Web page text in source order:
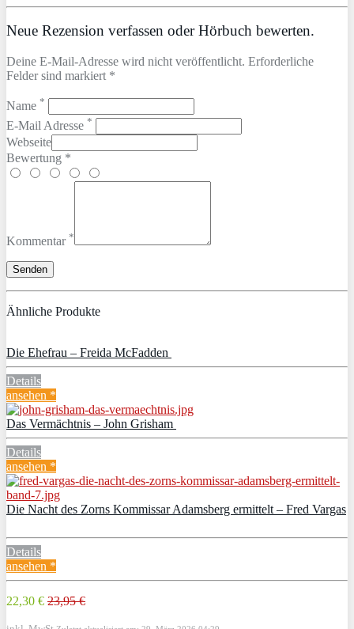
Neue Rezension verfassen oder Hörbuch bewerten.
Deine E-Mail-Adresse wird nicht veröffentlicht. Erforderliche
Felder sind markiert *
Name *
E-Mail Adresse *
Webseite
Bewertung *
Kommentar *
Ähnliche Produkte
Die Ehefrau – Freida McFadden
Details
ansehen *
Das Vermächtnis – John Grisham
Details
ansehen *
Die Nacht des Zorns Kommissar Adamsberg ermittelt – Fred Vargas
Details
ansehen *
22,30 € 23,95 €